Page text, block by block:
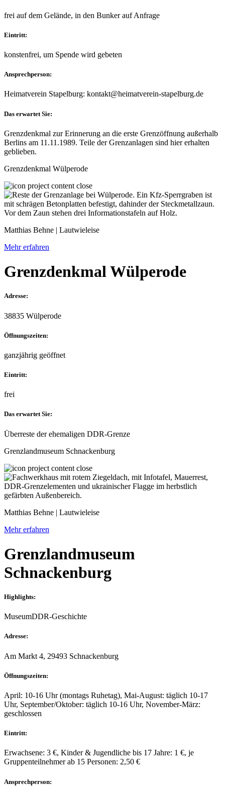
frei auf dem Gelände, in den Bunker auf Anfrage
Eintritt:
konstenfrei, um Spende wird gebeten
Ansprechperson:
Heimatverein Stapelburg: kontakt@heimatverein-stapelburg.de
Das erwartet Sie:
Grenzdenkmal zur Erinnerung an die erste Grenzöffnung außerhalb
Berlins am 11.11.1989. Teile der Grenzanlagen sind hier erhalten
geblieben.
Grenzdenkmal Wülperode
Matthias Behne | Lautwieleise
Mehr erfahren
Grenzdenkmal Wülperode
Adresse:
38835 Wülperode
Öffnungszeiten:
ganzjährig geöffnet
Eintritt:
frei
Das erwartet Sie:
Überreste der ehemaligen DDR-Grenze
Grenzlandmuseum Schnackenburg
Matthias Behne | Lautwieleise
Mehr erfahren
Grenzlandmuseum
Schnackenburg
Highlights:
MuseumDDR-Geschichte
Adresse:
Am Markt 4, 29493 Schnackenburg
Öffnungszeiten:
April: 10-16 Uhr (montags Ruhetag), Mai-August: täglich 10-17
Uhr, September/Oktober: täglich 10-16 Uhr, November-März:
geschlossen
Eintritt:
Erwachsene: 3 €, Kinder & Jugendliche bis 17 Jahre: 1 €, je
Gruppenteilnehmer ab 15 Personen: 2,50 €
Ansprechperson: